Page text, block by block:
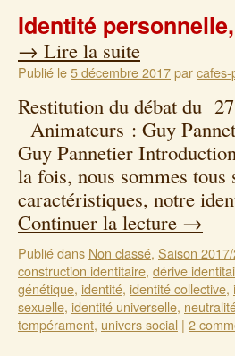
Identité
→ Lire la suite
Publié le5 décembre 2017parcafes-
Restitution du débat du
Animateurs : Guy
Guy Pannetier
la fois, nous sommes tous
caractéristiques, notre
Continuer la lecture →
Publié dans Non classé, Saison
construction identitaire, dérive
génétique, identité, identité collective,
sexuelle, identité universelle,
tempérament, univers social | 2